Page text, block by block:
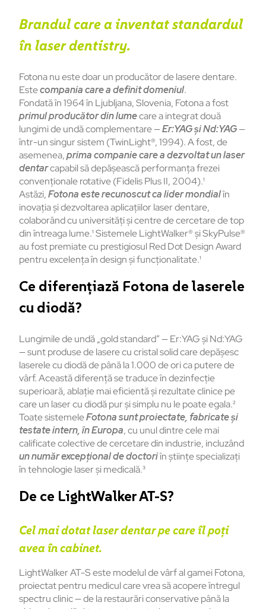
Brandul care a inventat standardul
în laser dentistry.
Fotona nu este doar un producător de lasere dentare.
Estecompania care a definit domeniul.
Fondată în 1964 în Ljubljana, Slovenia, Fotona a fost
primul producător din lumecare a integrat două
lungimi de undă complementare —Er:YAG și Nd:YAG—
într-un singur sistem (TwinLight®, 1994). A fost, de
asemenea,prima companie care a dezvoltat un laser
dentarcapabil să depășească performanța frezei
convenționale rotative (Fidelis Plus II, 2004).¹
Astăzi,Fotona este recunoscut ca lider mondialîn
inovația și dezvoltarea aplicațiilor laser dentare,
colaborând cu universități și centre de cercetare de top
din întreaga lume.¹ Sistemele LightWalker® și SkyPulse®
au fost premiate cu prestigiosul Red Dot Design Award
pentru excelența în design și funcționalitate.¹
Ce diferențiază Fotona de laserele
cu diodă?
Lungimile de undă „gold standard” — Er:YAG și Nd:YAG
— sunt produse de lasere cu cristal solid care depășesc
laserele cu diodă de până la 1.000 de ori ca putere de
vârf. Această diferență se traduce în dezinfecție
superioară, ablație mai eficientă și rezultate clinice pe
care un laser cu diodă pur și simplu nu le poate egala.²
Toate sistemeleFotona sunt proiectate, fabricate și
testate intern, în Europa, cu unul dintre cele mai
calificate colective de cercetare din industrie, incluzând
un număr excepțional de doctoriîn științe specializați
în tehnologie laser și medicală.³
De ce LightWalker AT-S?
Cel mai dotat laser dentar pe care îl poți
avea în cabinet.
LightWalker AT-S este modelul de vârf al gamei Fotona,
proiectat pentru medicul care vrea să acopere întregul
spectru clinic — de la restaurări conservative până la